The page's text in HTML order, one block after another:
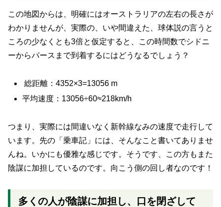
この地図からは、明確にはオーストラリアの左右の長さが
わかりませんが、実際の、いや間違えた、球体説の言うと
ころの少なくとも3倍と仮定すると、この時間数でシドニ
ーからパースまで到着するにはどうなるでしょう？
総距離：4352×3=13056 m
平均速度：13056÷60≈218km/h
つまり、実際には間違いなく新幹線なみの速度で走行して
います。先の「乗車記」には、そんなこと書いてありませ
んね。いかにも優雅な感じです。そうです、この方もまた
陰謀に加担しているのです。向こう側の回し者なのです！
多くの人が陰謀に加担し、口を閉ざして